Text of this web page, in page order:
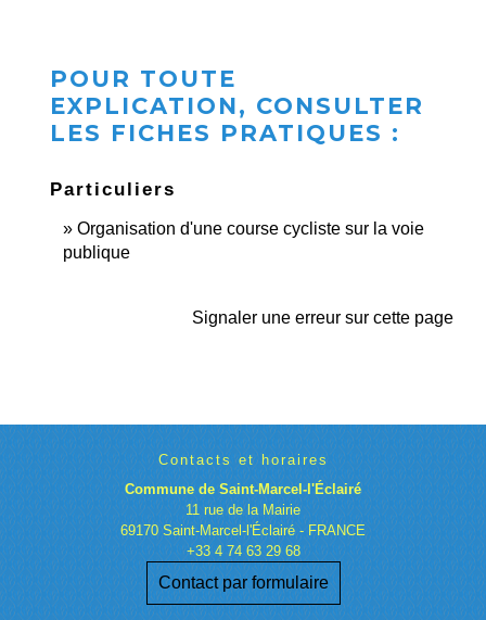
POUR TOUTE
EXPLICATION, CONSULTER
LES FICHES PRATIQUES :
Particuliers
Organisation d'une course cycliste sur la voie
publique
Signaler une erreur sur cette page
Contacts et horaires
Commune de Saint-Marcel-l'Éclairé
11 rue de la Mairie
69170 Saint-Marcel-l'Éclairé - FRANCE
+33 4 74 63 29 68
Contact par formulaire